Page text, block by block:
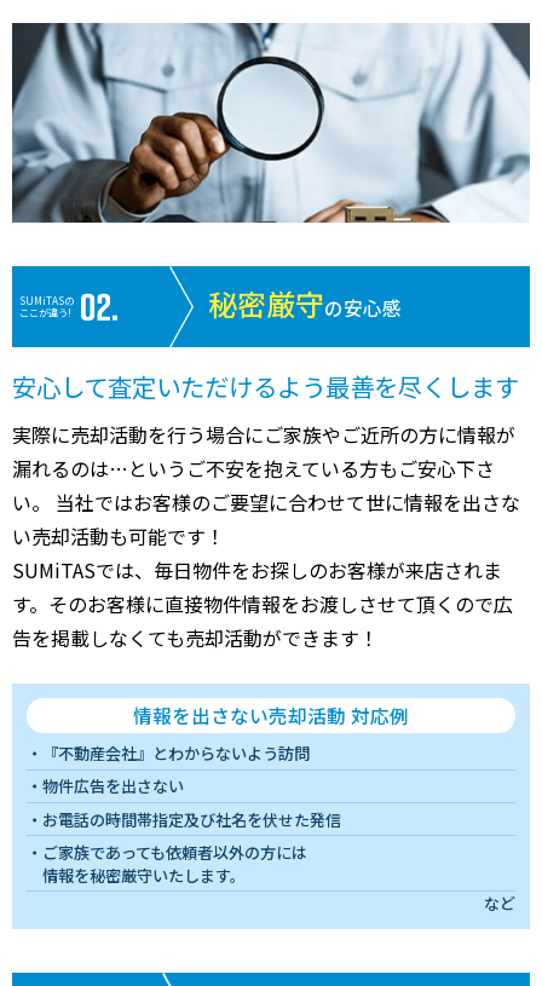
SUMiTASの
ここが違う!
秘密厳守の安心感
安心して査定いただけるよう最善を尽くします
実際に売却活動を行う場合にご家族やご近所の方に情報が
漏れるのは…というご不安を抱えている方もご安心下さ
い。 当社ではお客様のご要望に合わせて世に情報を出さな
い売却活動も可能です！
SUMiTASでは、毎日物件をお探しのお客様が来店されま
す。そのお客様に直接物件情報をお渡しさせて頂くので広
告を掲載しなくても売却活動ができます！
情報を出さない売却活動 対応例
『不動産会社』とわからないよう訪問
物件広告を出さない
お電話の時間帯指定及び社名を伏せた発信
ご家族であっても依頼者以外の方には
情報を秘密厳守いたします。
など